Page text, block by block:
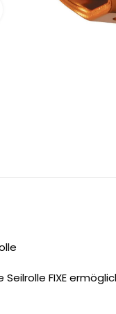
Click to enlarge
FIXE